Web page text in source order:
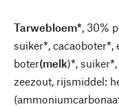
Tarwebloem*, 30%
suiker*, cacaoboter*,
boter(melk)*,
zeezout, rijsmiddel: